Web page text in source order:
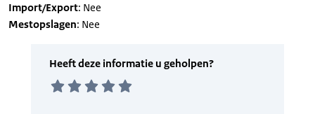
Import/Export: Nee
Mestopslagen: Nee